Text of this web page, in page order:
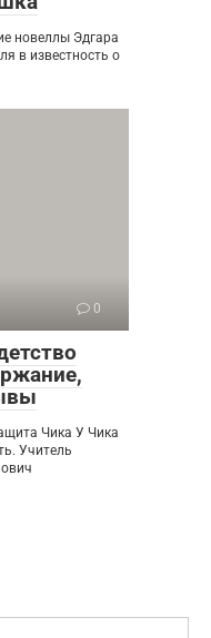
новеллы Эдгара
в известность о
0
Чика У Чика
Учитель